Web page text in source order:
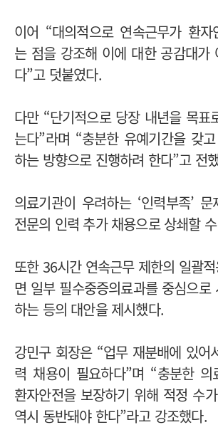
이어 “대의적으로 연속근무가 환자
는 점을 강조해 이에 대한 공감대가
다”고 덧붙였다.
다만 “단기적으로 당장 내년을 목표
는다”라며 “충분한 유예기간을 갖
하는 방향으로 진행하려 한다”고 전
의료기관이 우려하는 ‘인력부족’
전문의 인력 추가 채용으로 상쇄할
또한 36시간 연속근무 제한의 일괄
면 일부 필수중증의료과를 중심으로
하는 등의 대안을 제시했다.
강민구 회장은 “업무 재분배에 있어
력 채용이 필요하다”며 “충분한 의
환자안전을 보장하기 위해 적정 수
역시 동반돼야 한다”라고 강조했다.